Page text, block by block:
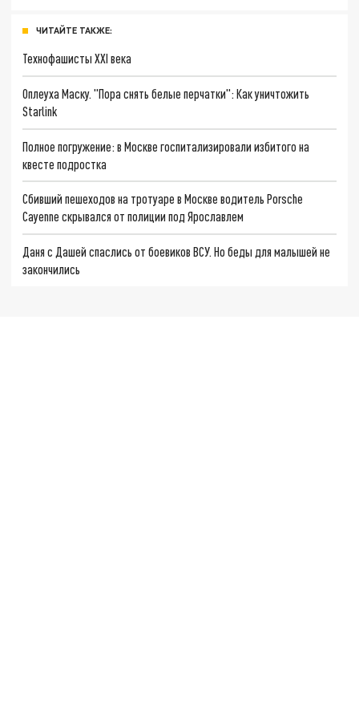
ЧИТАЙТЕ ТАКЖЕ:
Технофашисты XXI века
Оплеуха Маску. "Пора снять белые перчатки": Как уничтожить
Starlink
Полное погружение: в Москве госпитализировали избитого на
квесте подростка
Сбивший пешеходов на тротуаре в Москве водитель Porsche
Cayenne скрывался от полиции под Ярославлем
Даня с Дашей спаслись от боевиков ВСУ. Но беды для малышей не
закончились